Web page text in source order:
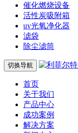
催化燃烧设备
活性炭吸附箱
uv光氧净化器
滤袋
除尘滤筒
切换导航
首页
关于我们
产品中心
成功案例
解决方案